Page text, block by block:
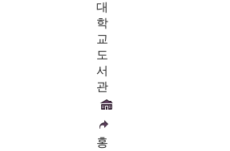
대
학
교
도
서
관
홍